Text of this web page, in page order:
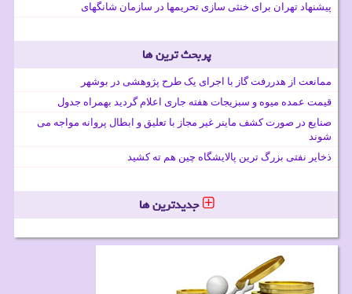
پیشنهاد تهران برای خنثی سازی تحریمها در سازمان شانگهای
پربحث ترین ها
ممانعت از هدررفت گاز با اجرای یک طرح پژوهشی در بوشهر
قیمت عمده میوه و سبزیجات هفته جاری اعلام گردید بهمراه جدول
صنایع در صورت کشف ماینر غیر مجاز با تعلیق و ابطال پروانه مواجه می
شوند
ذخایر نفتی بزرگ ترین پالایشگاه چین هم ته کشید
جدیدترین ها